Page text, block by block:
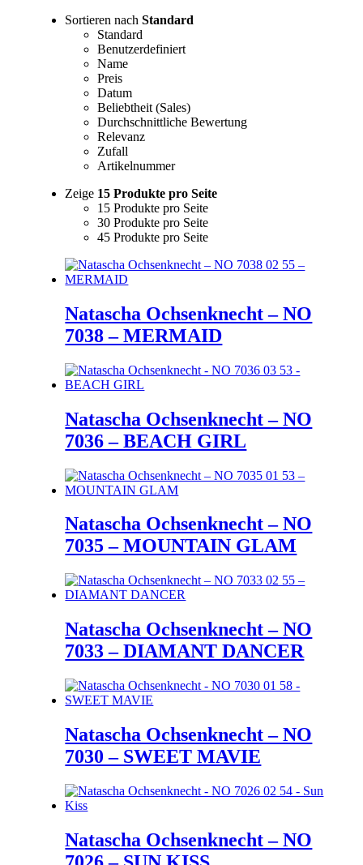
Sortieren nachStandard
Standard
Benutzerdefiniert
Name
Preis
Datum
Beliebtheit (Sales)
Durchschnittliche Bewertung
Relevanz
Zufall
Artikelnummer
Zeige 15 Produkte pro Seite
15 Produkte pro Seite
30 Produkte pro Seite
45 Produkte pro Seite
Natascha Ochsenknecht – NO
7038 – MERMAID
Natascha Ochsenknecht – NO
7036 – BEACH GIRL
Natascha Ochsenknecht – NO
7035 – MOUNTAIN GLAM
Natascha Ochsenknecht – NO
7033 – DIAMANT DANCER
Natascha Ochsenknecht – NO
7030 – SWEET MAVIE
Natascha Ochsenknecht – NO